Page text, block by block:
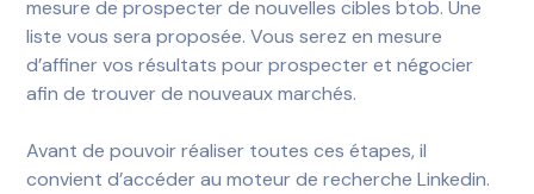
mesure de prospecter de nouvelles cibles btob. Une
liste vous sera proposée. Vous serez en mesure
d’affiner vos résultats pour prospecter et négocier
afin de trouver de nouveaux marchés.
Avant de pouvoir réaliser toutes ces étapes, il
convient d’accéder au moteur de recherche Linkedin.